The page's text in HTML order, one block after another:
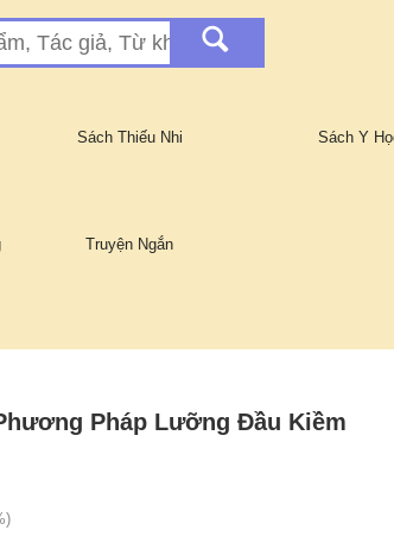
Sách Thiếu Nhi Sách Y
Truyện Ngắn
Pháp Lưỡng Đầu Kiềm